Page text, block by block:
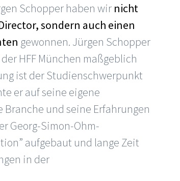
Schopper haben wir nicht
sondern auch einen
gewonnen. Jürgen Schopper
HFF München maßgeblich
ist der Studienschwerpunkt
er auf seine eigene
und seine Erfahrungen
Georg-Simon-Ohm-
aufgebaut und lange Zeit
in der